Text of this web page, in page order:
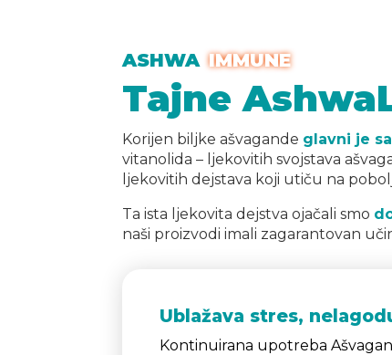
ASHWA STRESS
Tajne
Korijen biljke ašvagande glavni je
vitanolida – ljekovitih svojstava
ljekovitih dejstava koji utiču na
Ta ista ljekovita dejstva ojačali smo
naši proizvodi imali zagarantovan
Ublažava stres,
Kontinuirana upotreba